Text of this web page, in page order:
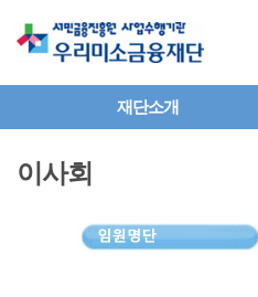
재단소개
이사회